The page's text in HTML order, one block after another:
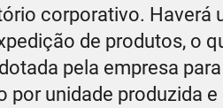
corporativo. Haverá
de produtos, o
pela empresa
unidade produzida